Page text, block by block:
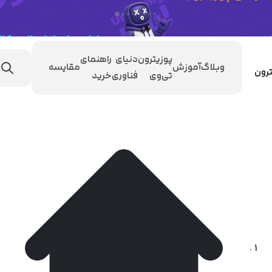
وبلاگآموزشپوزیترون
تی‌وی
دنیای
فناوری
راهنمای
خرید
مقایسه